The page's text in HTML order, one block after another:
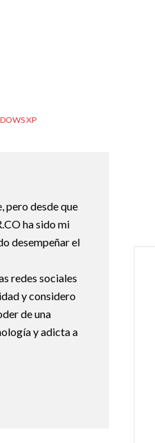
XP
pero desde que
ha sido mi
desempeñar el
redes sociales
y considero
de una
y adicta a